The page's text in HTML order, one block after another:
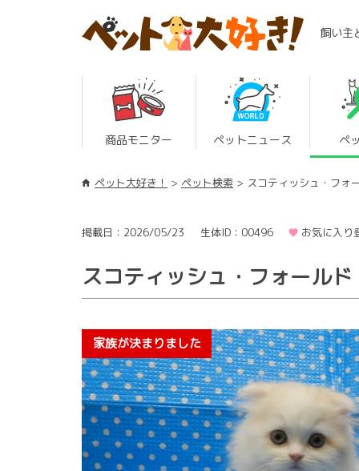
飼い主
商品モニター ペットニュース ペ
ペット大好き！ ペット検索 スコティッシュ・フォ
掲載日：2026/05/23 生体ID：00496 お気に入
スコティッシュ・フォール